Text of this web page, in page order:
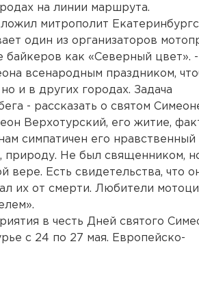
на линии маршрута.
митрополит
один из организаторов
как «Северный цвет». -
всенародным праздником,
и в других городах. Задача
- рассказать о святом
Верхотурский, его житие,
симпатичен его нравственный
природу. Не был священником,
вере. Есть свидетельства, что
их от смерти. Любители
в честь Дней святого
с 24 по 27 мая. Европейско-